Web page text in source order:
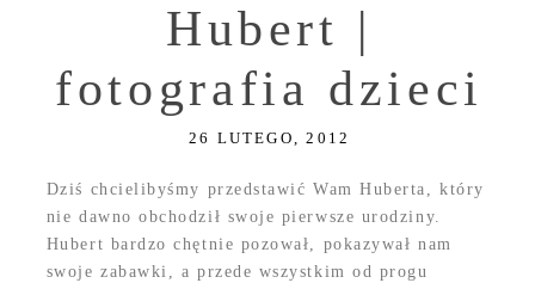
Hubert |
fotografia dzieci
26 LUTEGO, 2012
Dziś chcielibyśmy przedstawić Wam Huberta, który
nie dawno obchodził swoje pierwsze urodziny.
Hubert bardzo chętnie pozował, pokazywał nam
swoje zabawki, a przede wszystkim od progu